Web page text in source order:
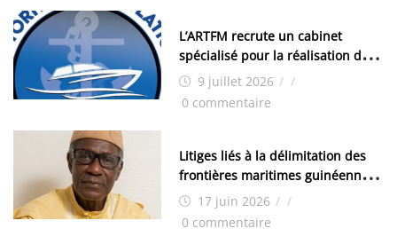
L’ARTFM recrute un cabinet
spécialisé pour la réalisation des
études techniques
9 juillet 2026 / /
0 commentaire
Litiges liés à la délimitation des
frontières maritimes guinéennes:
Idrissa Chérif écrit au ministre
des Hydrocarbures
17 juin 2026 / /
0 commentaire